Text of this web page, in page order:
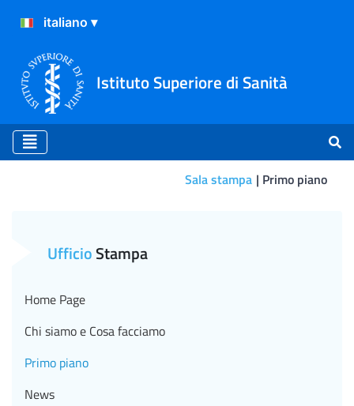
Istituto Superiore di Sanità
Sala stampa Primo piano
UfficioStampa
Home Page
Chi siamo e Cosa facciamo
Primo piano
News